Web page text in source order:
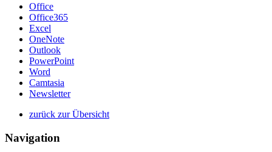
Office
Office365
Excel
OneNote
Outlook
PowerPoint
Word
Camtasia
Newsletter
zurück zur Übersicht
Navigation